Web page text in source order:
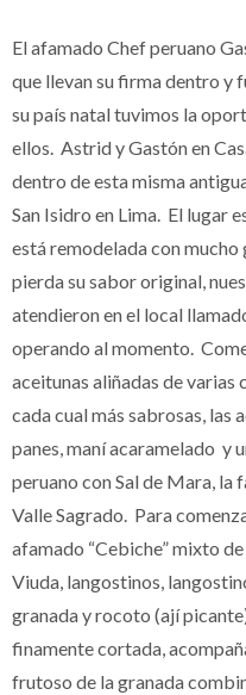
El afamado Chef peruano
que llevan su firma dentro y
su país natal tuvimos la
ellos. Astrid y Gastón en
dentro de esta misma
San Isidro en Lima. El lugar
está remodelada con mucho
pierda su sabor original,
atendieron en el local
operando al momento.
aceitunas aliñadas de varias
cada cual más sabrosas, las
panes, maní acaramelado y
peruano con Sal de Mara, la
Valle Sagrado. Para
afamado “Cebiche” mixto
Viuda, langostinos,
granada y rocoto (ají
finamente cortada,
frutoso de la granada